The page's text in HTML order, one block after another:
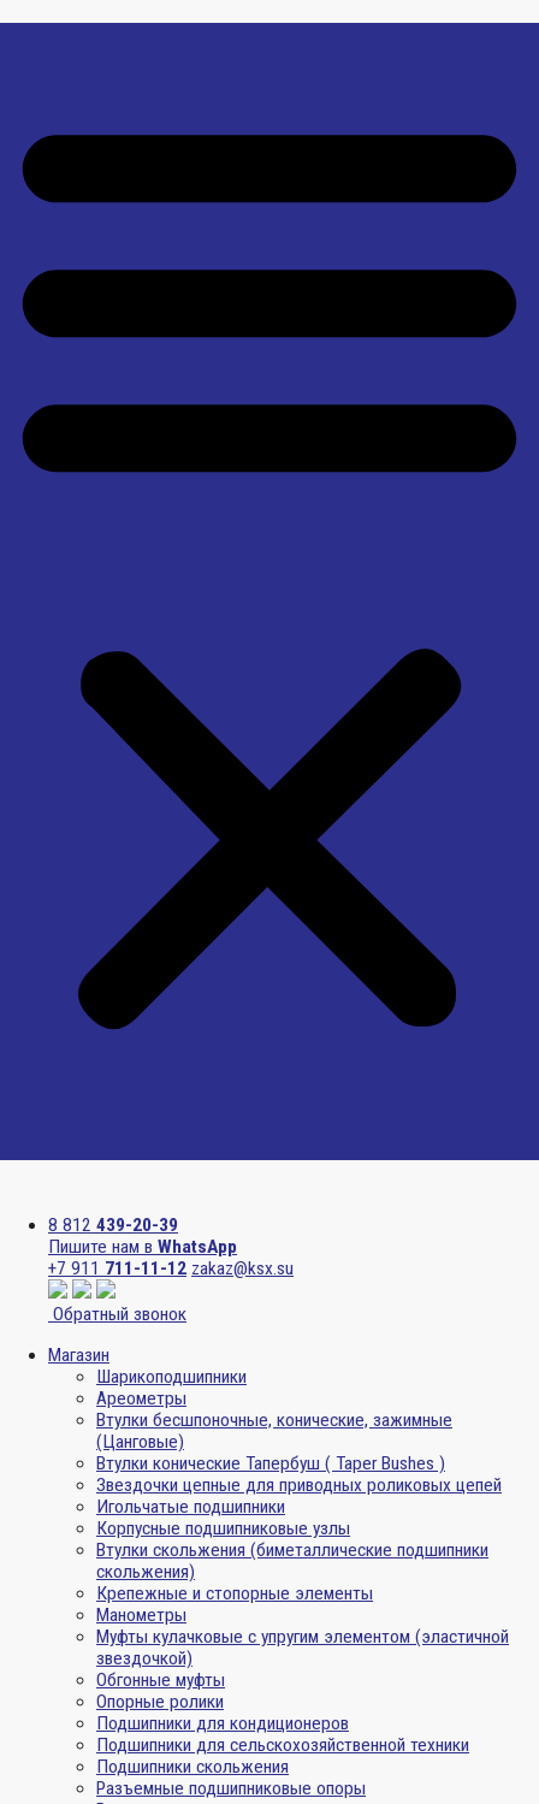
8 812 439-20-39
Пишите нам в WhatsApp
+7 911 711-11-12 zakaz@ksx.su
Обратный звонок
Магазин
Шарикоподшипники
Ареометры
Втулки бесшпоночные, конические, зажимные
(Цанговые)
Втулки конические Тапербуш ( Taper Bushes )
Звездочки цепные для приводных роликовых цепей
Игольчатые подшипники
Корпусные подшипниковые узлы
Втулки скольжения (биметаллические подшипники
скольжения)
Крепежные и стопорные элементы
Манометры
Муфты кулачковые с упругим элементом (эластичной
звездочкой)
Обгонные муфты
Опорные ролики
Подшипники для кондиционеров
Подшипники для сельскохозяйственной техники
Подшипники скольжения
Разъемные подшипниковые опоры